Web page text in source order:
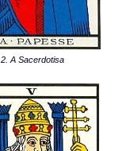
2. A Sacerdotisa